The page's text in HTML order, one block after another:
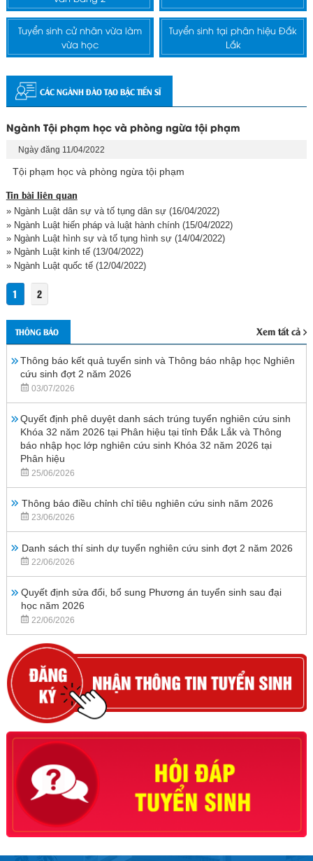
Tuyển sinh cử nhân vừa làm
vừa học
Tuyển sinh tại phân hiệu Đắk
Lắk
CÁC NGÀNH ĐÀO TẠO BẬC TIẾN SĨ
Ngành Tội phạm học và phòng ngừa tội phạm
Ngày đăng 11/04/2022
Tội phạm học và phòng ngừa tội phạm
Tin bài liên quan
» Ngành Luật dân sự và tố tụng dân sự(16/04/2022)
» Ngành Luật hiến pháp và luật hành chính(15/04/2022)
» Ngành Luật hình sự và tố tụng hình sự(14/04/2022)
» Ngành Luật kinh tế(13/04/2022)
» Ngành Luật quốc tế(12/04/2022)
1 2
THÔNG BÁO Xem tất cả
Thông báo kết quả tuyển sinh và Thông báo nhập học Nghiên
cứu sinh đợt 2 năm 2026
03/07/2026
Quyết định phê duyệt danh sách trúng tuyển nghiên cứu sinh
Khóa 32 năm 2026 tại Phân hiệu tại tỉnh Đắk Lắk và Thông
báo nhập học lớp nghiên cứu sinh Khóa 32 năm 2026 tại
Phân hiệu
25/06/2026
Thông báo điều chỉnh chỉ tiêu nghiên cứu sinh năm 2026
23/06/2026
Danh sách thí sinh dự tuyển nghiên cứu sinh đợt 2 năm 2026
22/06/2026
Quyết định sửa đổi, bổ sung Phương án tuyển sinh sau đại
học năm 2026
22/06/2026